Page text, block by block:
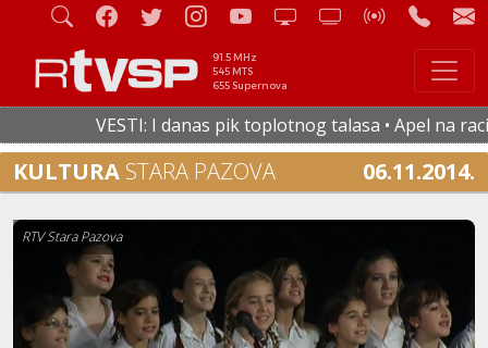
91.5 MHz
545 MTS
655 Supernova
VESTI: I danas pik toplotnog talasa • Apel na
KULTURA STARA PAZOVA 06.11.2014.
RTV Stara Pazova